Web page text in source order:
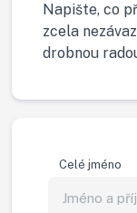
Napište, co
zcela
drobnou
Celé jméno